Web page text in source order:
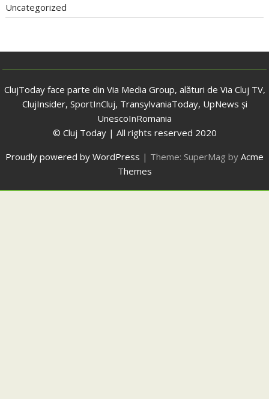
Uncategorized
ClujToday face parte din Via Media Group, alături de Via Cluj TV,
ClujInsider, SportInCluj, TransylvaniaToday, UpNews și
UnescoInRomania
© Cluj Today | All rights reserved 2020
Proudly powered by WordPress | Theme: SuperMag by Acme
Themes